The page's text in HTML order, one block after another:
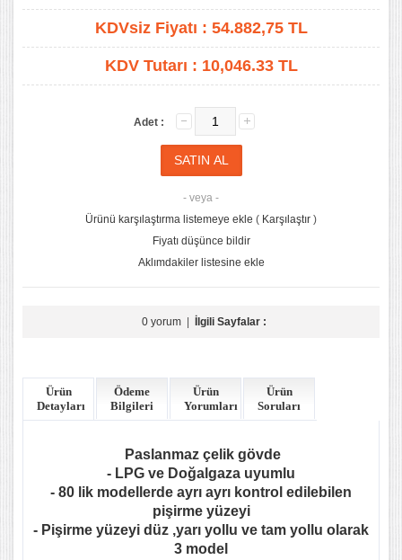
KDVsiz Fiyatı : 54.882,75TL
KDV Tutarı : 10,046.33 TL
Adet :
- veya -
Ürünü karşılaştırma listemeye ekle ( Karşılaştır )
Fiyatı düşünce bildir
Aklımdakiler listesine ekle
0 yorum| İlgili Sayfalar :
Ürün
Detayları
Ödeme
Bilgileri
Ürün
Yorumları
Ürün
Soruları
Paslanmaz çelik gövde
- LPG ve Doğalgaza uyumlu
- 80 lik modellerde ayrı ayrı kontrol edilebilen
pişirme yüzeyi
- Pişirme yüzeyi düz ,yarı yollu ve tam yollu olarak
3 model